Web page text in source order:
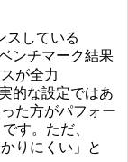
スしている
ンチマーク結果
が全力
的な設定ではあ
った方がパフォー
す。ただ、
かりにくい」と